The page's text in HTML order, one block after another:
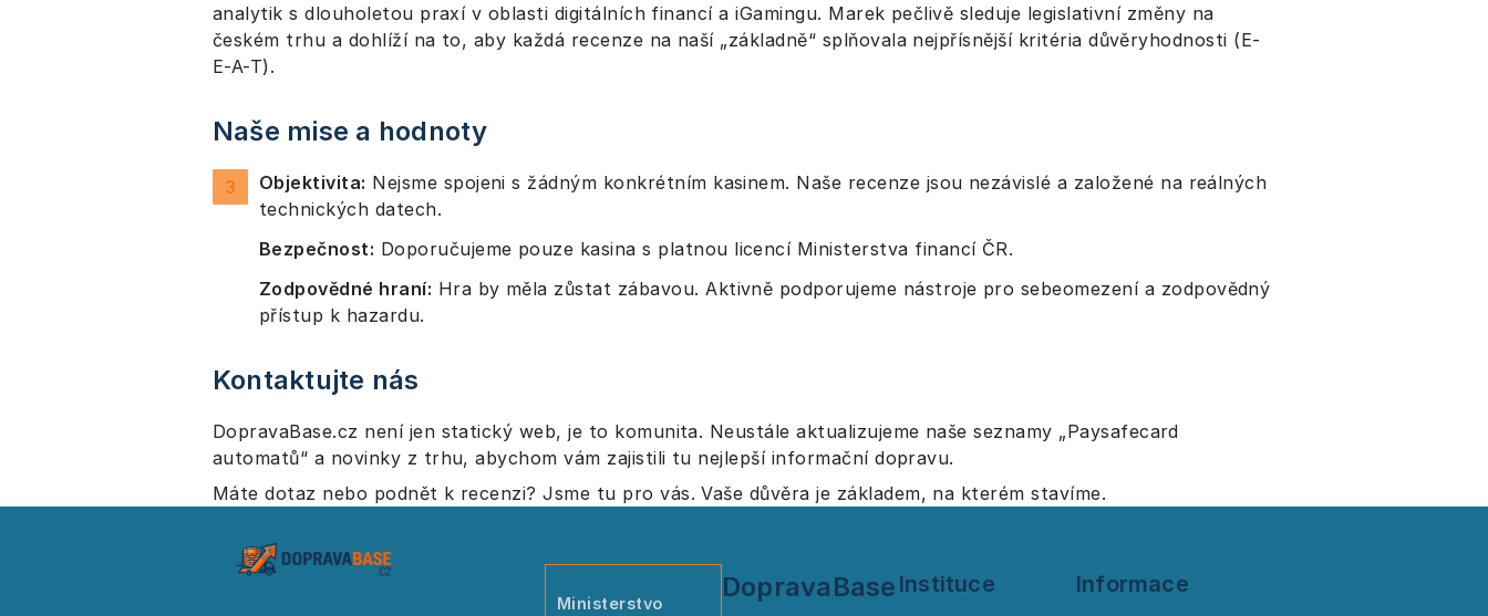
analytik s dlouholetou praxí v oblasti digitálních financí a iGamingu. Marek pečlivě sleduje legislativní změny na
českém trhu a dohlíží na to, aby každá recenze na naší „základně“ splňovala nejpřísnější kritéria důvěryhodnosti (E-
E-A-T).
Naše mise a hodnoty
Objektivita: Nejsme spojeni s žádným konkrétním kasinem. Naše recenze jsou nezávislé a založené na reálných
technických datech.
Bezpečnost: Doporučujeme pouze kasina s platnou licencí Ministerstva financí ČR.
Zodpovědné hraní: Hra by měla zůstat zábavou. Aktivně podporujeme nástroje pro sebeomezení a zodpovědný
přístup k hazardu.
Kontaktujte nás
DopravaBase.cz není jen statický web, je to komunita. Neustále aktualizujeme naše seznamy „Paysafecard
automatů“ a novinky z trhu, abychom vám zajistili tu nejlepší informační dopravu.
Máte dotaz nebo podnět k recenzi? Jsme tu pro vás. Vaše důvěra je základem, na kterém stavíme.
Ministerstvo
DopravaBase Instituce Informace